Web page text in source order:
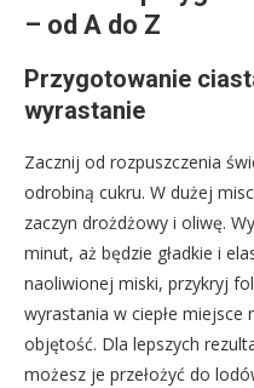
– od A do Z
Przygotowanie
wyrastanie
Zacznij od rozpuszczenia
odrobiną cukru. W dużej
zaczyn drożdżowy i oliwę.
minut, aż będzie gładkie i
naoliwionej miski, przykryj
wyrastania w ciepłe miejsce
objętość. Dla lepszych
możesz je przełożyć do